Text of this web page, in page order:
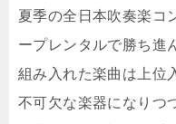
夏季の全日本吹奏楽コ
ープレンタルで勝ち進
組み入れた楽曲は上位
不可欠な楽器になりつ